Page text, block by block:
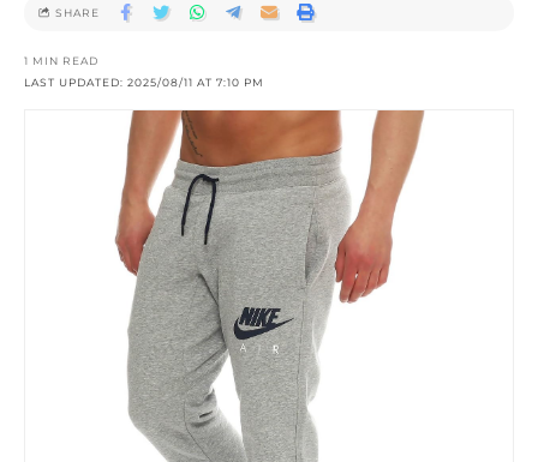
LAST UPDATED: 2025/08/11 AT 7:10 PM
1 MIN READ
SHARE